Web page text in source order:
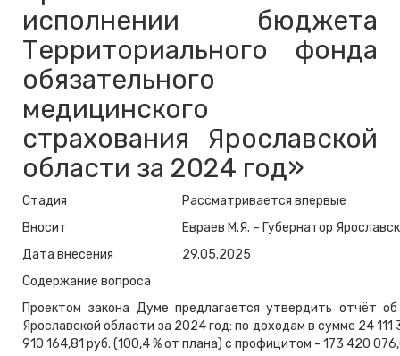
исполнении бюджета
Территориального фонда
обязательного
медицинского
страхования Ярославской
области за 2024 год»
Стадия
Рассматривается впервые
Вносит
Евраев М.Я. – Губернатор
Дата внесения
29.05.2025
Содержание вопроса
Проектом закона Думе предлагается утвердить отчёт
Ярославской области за 2024 год: по доходам в сумме 24
910 164,81 руб. (100,4 % от плана) с профицитом - 173 420